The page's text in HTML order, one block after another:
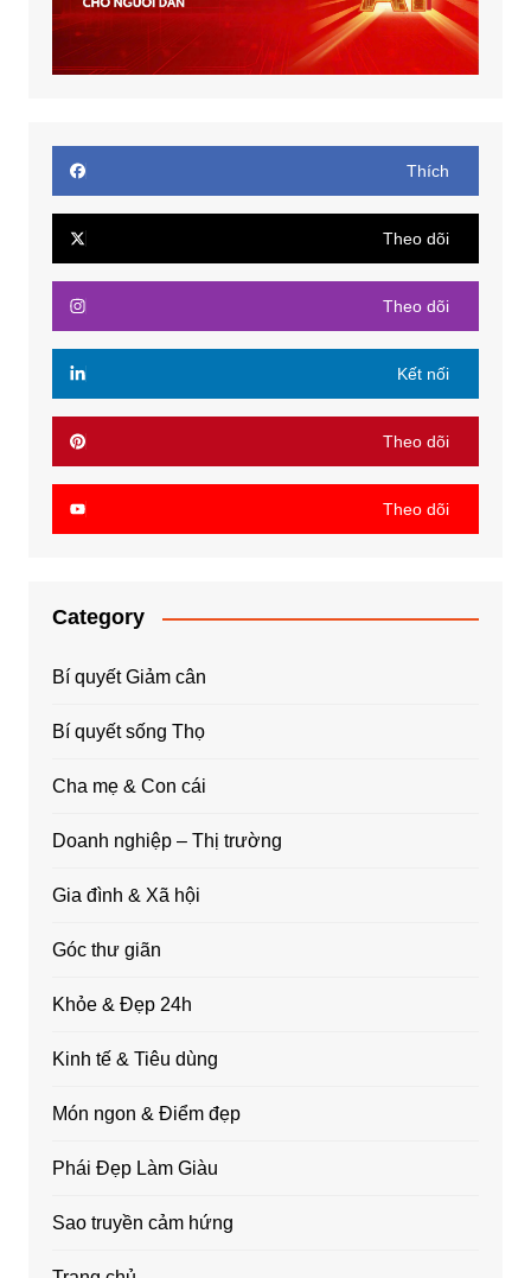
Thích
Theo dõi
Theo dõi
Kết nối
Theo dõi
Theo dõi
Category
Bí quyết Giảm cân
Bí quyết sống Thọ
Cha mẹ & Con cái
Doanh nghiệp – Thị trường
Gia đình & Xã hội
Góc thư giãn
Khỏe & Đẹp 24h
Kinh tế & Tiêu dùng
Món ngon & Điểm đẹp
Phái Đẹp Làm Giàu
Sao truyền cảm hứng